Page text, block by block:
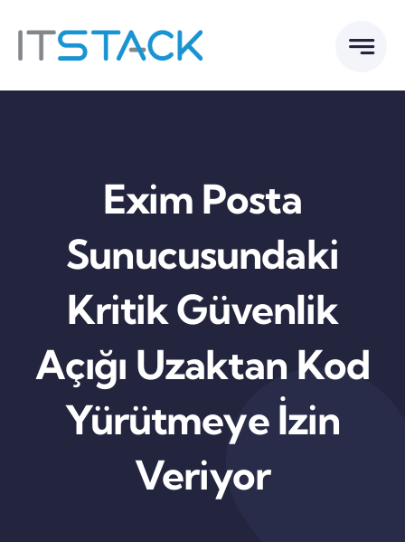
content
Exim Posta
Sunucusundaki
Kritik Güvenlik
Açığı Uzaktan Kod
Yürütmeye İzin
Veriyor